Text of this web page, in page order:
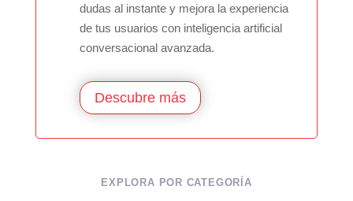
dudas al instante y mejora la experiencia
de tus usuarios con inteligencia artificial
conversacional avanzada.
Descubre más
EXPLORA POR CATEGORÍA